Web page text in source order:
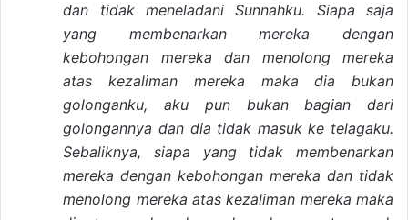
dan tidak meneladani Sunnahku. Siapa saja
yang membenarkan mereka dengan
kebohongan mereka dan menolong mereka
atas kezaliman mereka maka dia bukan
golonganku, aku pun bukan bagian dari
golongannya dan dia tidak masuk ke telagaku.
Sebaliknya, siapa yang tidak membenarkan
mereka dengan kebohongan mereka dan tidak
menolong mereka atas kezaliman mereka maka